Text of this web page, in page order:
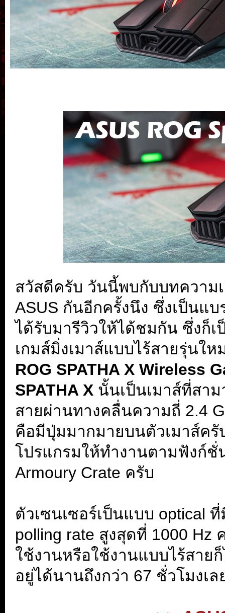
สวัสดีครับ วันนี้พบกับบทความ
ASUS กันอีกครั้งนึง ซึ่งเป็นแ
ได้รับมารีวิวให้ได้ชมกัน ซึ่งก็
เกมส์มิ่งเมาส์แบบไร้สายรุ่นใ
ROG SPATHA X Wireless
SPATHA X นั้นเป็นเมาส์ที่สา
สายผ่านทางคลื่นความถี่ 2.4
คือมีปุ่มมากมายบนตัวเมาส์ค
โปรแกรมให้ทำงานตามฟังก์ชั่
Armoury Crate ครับ
ตัวเซนเซอร์เป็นแบบ optical
polling rate สูงสุดที่ 1000 Hz
ใช้งานหรือใช้งานแบบไร้สาย
อยู่ได้นานถึงกว่า 67 ชั่วโมงเ